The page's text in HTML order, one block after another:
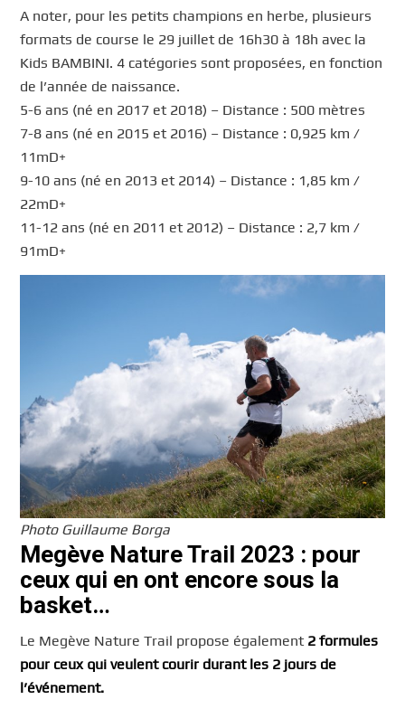
A noter, pour les petits champions en herbe, plusieurs
formats de course le 29 juillet de 16h30 à 18h avec la
Kids BAMBINI. 4 catégories sont proposées, en fonction
de l’année de naissance.
5-6 ans (né en 2017 et 2018) – Distance : 500 mètres
7-8 ans (né en 2015 et 2016) – Distance : 0,925 km /
11mD+
9-10 ans (né en 2013 et 2014) – Distance : 1,85 km /
22mD+
11-12 ans (né en 2011 et 2012) – Distance : 2,7 km /
91mD+
Photo Guillaume Borga
Megève Nature Trail 2023 : pour
ceux qui en ont encore sous la
basket…
Le Megève Nature Trail propose également 2 formules
pour ceux qui veulent courir durant les 2 jours de
l’événement.